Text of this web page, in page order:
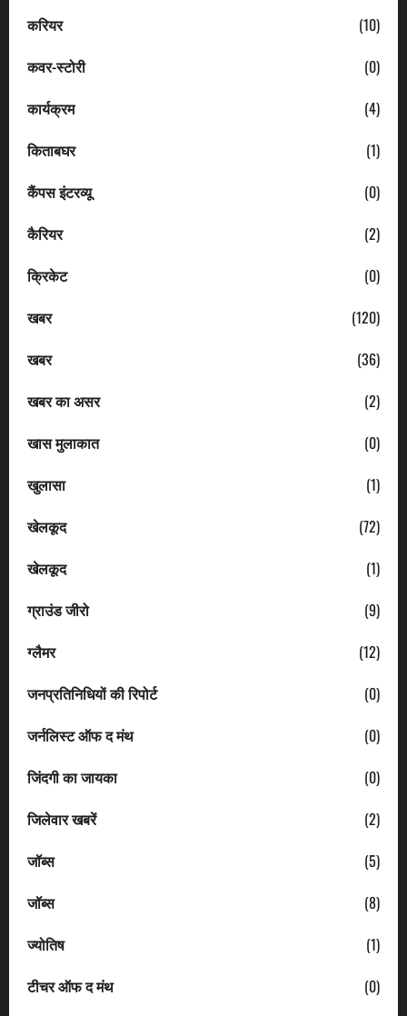
करियर
(10)
कवर-स्टोरी
(0)
कार्यक्रम
(4)
किताबघर
(1)
कैंपस इंटरव्यू
(0)
कैरियर
(2)
क्रिकेट
(0)
खबर
(120)
खबर
(36)
खबर का असर
(2)
खास मुलाकात
(0)
खुलासा
(1)
खेलकूद
(72)
खेलकूद
(1)
ग्राउंड जीरो
(9)
ग्लैमर
(12)
जनप्रतिनिधियों की रिपोर्ट
(0)
जर्नलिस्ट ऑफ द मंथ
(0)
जिंदगी का जायका
(0)
जिलेवार खबरें
(2)
जॉब्स
(5)
जॉब्स
(8)
ज्योतिष
(1)
टीचर ऑफ द मंथ
(0)